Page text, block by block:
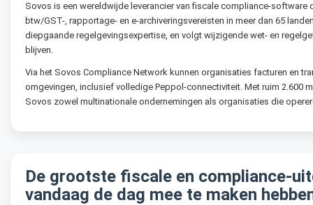
Sovos is een wereldwijde leverancier van fiscale compliance-
btw/GST-, rapportage- en e-archiveringsvereisten in meer dan 65
diepgaande regelgevingsexpertise, en volgt wijzigende wet- en
blijven.
Via het Sovos Compliance Network kunnen organisaties facturen en
omgevingen, inclusief volledige Peppol-connectiviteit. Met ruim 2.600
Sovos zowel multinationale ondernemingen als organisaties die
De grootste fiscale en compliance-
vandaag de dag mee te maken